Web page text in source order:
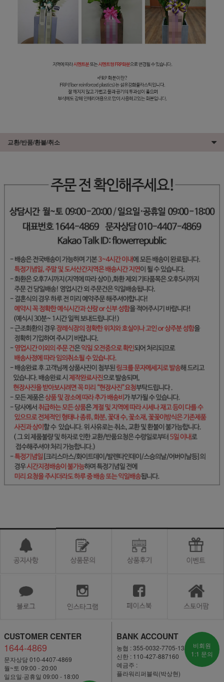
교환/반품/환불/취소
CUSTOMER CENTER
1644-4869
문자상담 010-4407-4869
월~토 09:00 - 20:00
일요일·공휴일 09:00 - 18:00
BANK ACCOUNT
농협 : 355-0032-7705-13
신한 : 110-427-887160
예금주 :
플라워리퍼블릭(박상현)
비회원
1:1 문의